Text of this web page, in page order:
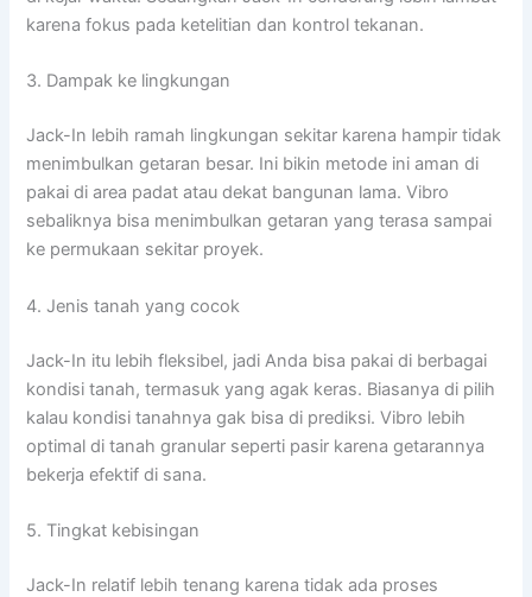
karena fokus pada ketelitian dan kontrol tekanan.
3. Dampak ke lingkungan
Jack-In lebih ramah lingkungan sekitar karena hampir tidak
menimbulkan getaran besar. Ini bikin metode ini aman di
pakai di area padat atau dekat bangunan lama. Vibro
sebaliknya bisa menimbulkan getaran yang terasa sampai
ke permukaan sekitar proyek.
4. Jenis tanah yang cocok
Jack-In itu lebih fleksibel, jadi Anda bisa pakai di berbagai
kondisi tanah, termasuk yang agak keras. Biasanya di pilih
kalau kondisi tanahnya gak bisa di prediksi. Vibro lebih
optimal di tanah granular seperti pasir karena getarannya
bekerja efektif di sana.
5. Tingkat kebisingan
Jack-In relatif lebih tenang karena tidak ada proses